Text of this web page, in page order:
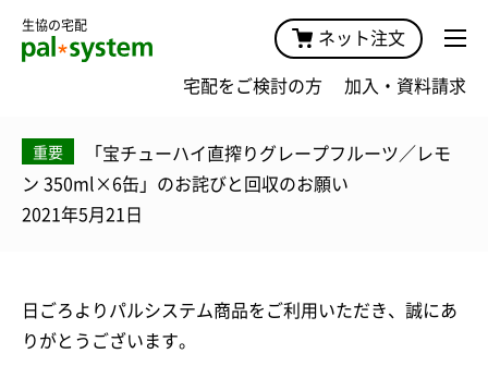
生協の宅配
ネット注文
宅配をご検討の方 加入・資料請求
重要
「宝チューハイ直搾りグレープフルーツ／レモ
ン 350ml×6缶」のお詫びと回収のお願い
2021年5月21日
日ごろよりパルシステム商品をご利用いただき、誠にあ
りがとうございます。